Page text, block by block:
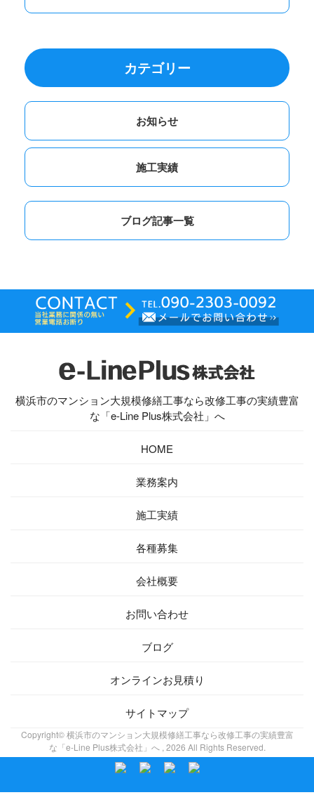
カテゴリー
お知らせ
施工実績
ブログ記事一覧
横浜市のマンション大規模修繕工事なら改修工事の実績豊富
な「e-Line Plus株式会社」へ
HOME
業務案内
施工実績
各種募集
会社概要
お問い合わせ
ブログ
オンラインお見積り
サイトマップ
Copyright© 横浜市のマンション大規模修繕工事なら改修工事の実績豊富
な「e-Line Plus株式会社」へ , 2026 All Rights Reserved.